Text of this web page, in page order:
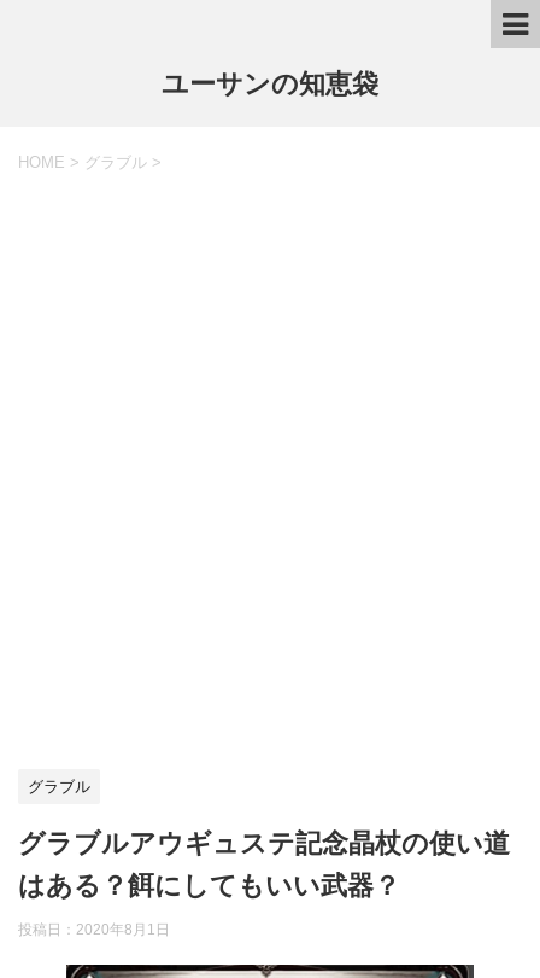
ユーサンの知恵袋
HOME > グラブル >
グラブル
グラブルアウギュステ記念晶杖の使い道
はある？餌にしてもいい武器？
投稿日： 2020年8月1日